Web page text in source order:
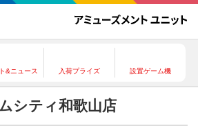
&ニュース 入荷プライズ 設置ゲーム機
シティ和歌山店